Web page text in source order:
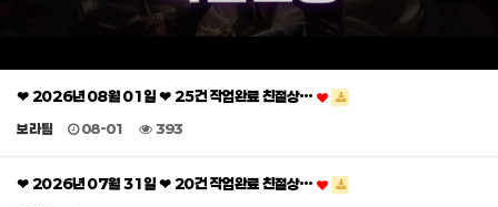
❤ 2026년 08월 01일 ❤ 25건 작업완료 친절상…
보라팀 08-01 393
❤ 2026년 07월 31일 ❤ 20건 작업완료 친절상…